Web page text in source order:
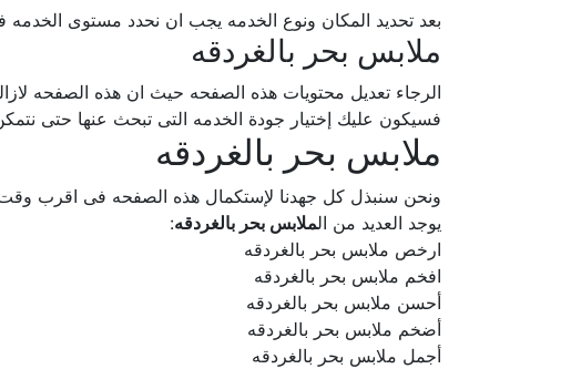
بعد تحديد المكان ونوع الخدمه يجب ان نحدد مستوى
ملابس بحر بالغردقه
الرجاء تعديل محتويات هذه الصفحه حيث ان هذه الصفحه
فسيكون عليك إختيار جودة الخدمه التى تبحث عنها حتى
ملابس بحر بالغردقه
ونحن سنبذل كل جهدنا لإستكمال هذه الصفحه فى اقرب
يوجد العديد من الملابس بحر بالغردقه:
ارخص ملابس بحر بالغردقه
افخم ملابس بحر بالغردقه
أحسن ملابس بحر بالغردقه
أضخم ملابس بحر بالغردقه
أجمل ملابس بحر بالغردقه